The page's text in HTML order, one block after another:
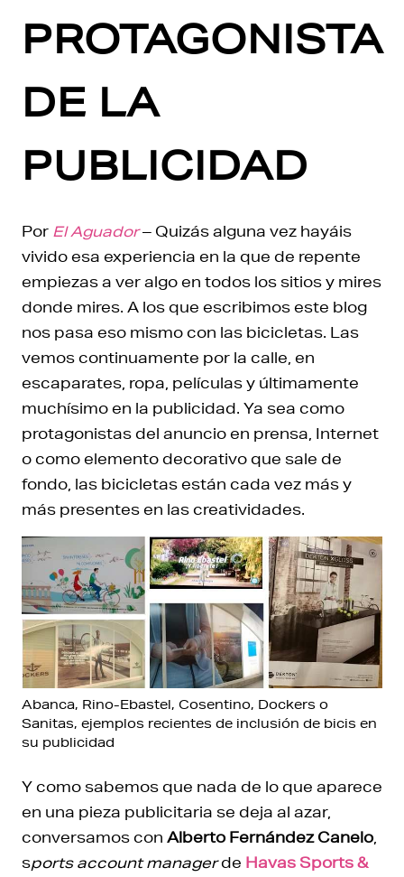
PROTAGONISTA
DE LA
PUBLICIDAD
Por El Aguador– Quizás alguna vez hayáis
vivido esa experiencia en la que de repente
empiezas a ver algo en todos los sitios y mires
donde mires. A los que escribimos este blog
nos pasa eso mismo con las bicicletas. Las
vemos continuamente por la calle, en
escaparates, ropa, películas y últimamente
muchísimo en la publicidad. Ya sea como
protagonistas del anuncio en prensa, Internet
o como elemento decorativo que sale de
fondo, las bicicletas están cada vez más y
más presentes en las creatividades.
Abanca, Rino-Ebastel, Cosentino, Dockers o
Sanitas, ejemplos recientes de inclusión de bicis en
su publicidad
Y como sabemos que nada de lo que aparece
en una pieza publicitaria se deja al azar,
conversamos con Alberto Fernández Canelo,
sports account managerde Havas Sports &